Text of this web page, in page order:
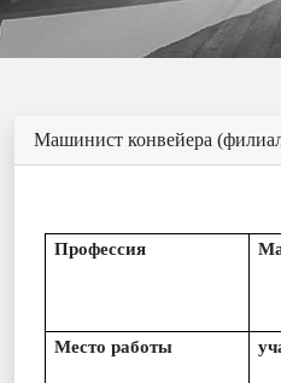
Машинист конвейера
Профессия
Место работы